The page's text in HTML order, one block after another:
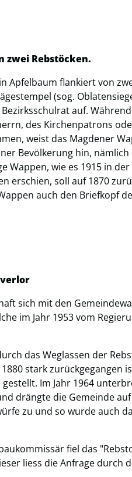
Rebstöcken.
Apfelbaum flankiert von
(sog.
auf.
des Kirchenpatrons
weist das Magdener
Bevölkerung hin, nämlich
Wappen, wie es 1915 in
erschien, soll auf 1870
auch den Briefkopf
verlor
sich mit den
im Jahr 1953 vom
das Weglassen der
stark zurückgegangen
Im Jahr 1964
drängte die Gemeinde
zu und so wurde auch
fiel das
liess die Anfrage durch